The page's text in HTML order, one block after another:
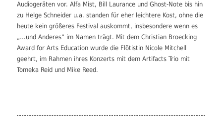
Audiogeräten vor. Alfa Mist, Bill Laurance und Ghost-Note bis hin
zu Helge Schneider u.a. standen für eher leichtere Kost, ohne die
heute kein größeres Festival auskommt, insbesondere wenn es
„…und Anderes“ im Namen trägt. Mit dem Christian Broecking
Award for Arts Education wurde die Flötistin Nicole Mitchell
geehrt, im Rahmen ihres Konzerts mit dem Artifacts Trio mit
Tomeka Reid und Mike Reed.